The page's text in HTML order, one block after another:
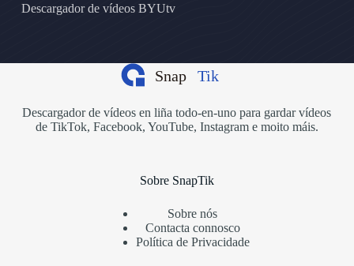
Descargador de vídeos BYUtv
Descargador de vídeos en liña todo-en-uno para gardar vídeos
de TikTok, Facebook, YouTube, Instagram e moito máis.
Sobre SnapTik
Sobre nós
Contacta connosco
Política de Privacidade